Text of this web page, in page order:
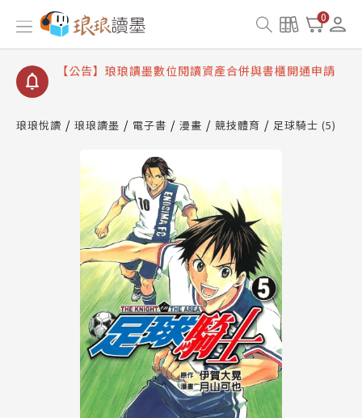
0
【公告】因 Readmoo 讀墨系統維護中，本站同步暫
停部分閱讀服務
【公告】琅琅讀墨數位閱讀資產合併與書櫃開通申請
【公告】琅琅讀墨書櫃開通常見問題
請圖文教學
【公告】因 Readmoo 讀墨系統維護中，本站同步暫
停部分閱讀服務
琅琅悅讀 琅琅讀墨 電子書 漫畫 競技體育 足球騎士 (5)